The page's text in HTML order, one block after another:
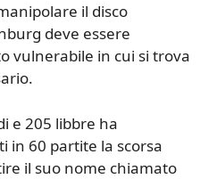
il disco
deve essere
vulnerabile in cui si trova
e 205 libbre ha
in 60 partite la scorsa
il suo nome chiamato